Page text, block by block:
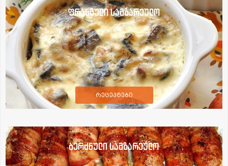
ფრანგული სამზარეულო
რეცეპტები
ბერძნული სამზარეულო